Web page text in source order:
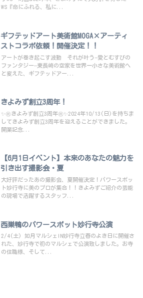
WS『命にふれる、私に...
ギフテッドアート美術館MOGA×アーティ
ストコラボ依頼！開催決定！！
アートが巻き起こす波動 それが叶う−愛とむすびの
ファンタジー–東長崎の空家を世界一小さな美術館へ
と変えた、ギフテッドアー...
きよみず創立3周年！
✨㊗️きよみず創立3周年㊗️✨2024年10/13(日)を持ちま
してきよみず創立3周年を迎えることができました。
開業記念...
【6月1日イベント】本来のあなたの魅力を
引き出す撮影会・夏
大好評だったあの撮影会、夏開催決定！パワースポッ
ト妙行寺に美のプロが集合！！きよみずご紹介の芸能
の現場で活躍するスタッフ...
西巣鴨のパワースポット妙行寺公演
2/4(土) 如月マルシェIN妙行寺立春のよき日に開催さ
れた、妙行寺で初のマルシェで公演致しました。お寺
の住職様、そして...